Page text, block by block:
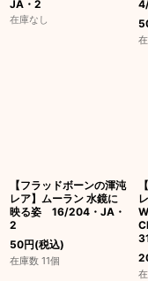
JA・2
在庫なし
【フラッドボーンの渾沌
レア】ムーラン 水鏡に
映る姿 16/204・JA・
2
50円(税込)
在庫数 11個